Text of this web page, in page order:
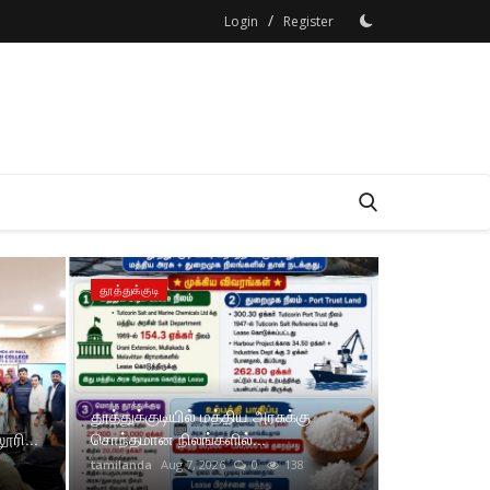
Login / Register
தூத்துக்குடி
தூத்துக்குடியில் மத்திய அரசுக்கு
சொந்தமான நிலங்களில்...
tamilanda Aug 7, 2026 0 138